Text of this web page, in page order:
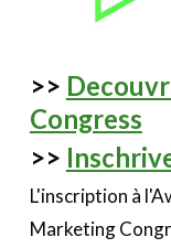
>>
Congress
>>
L'inscription à
Marketing